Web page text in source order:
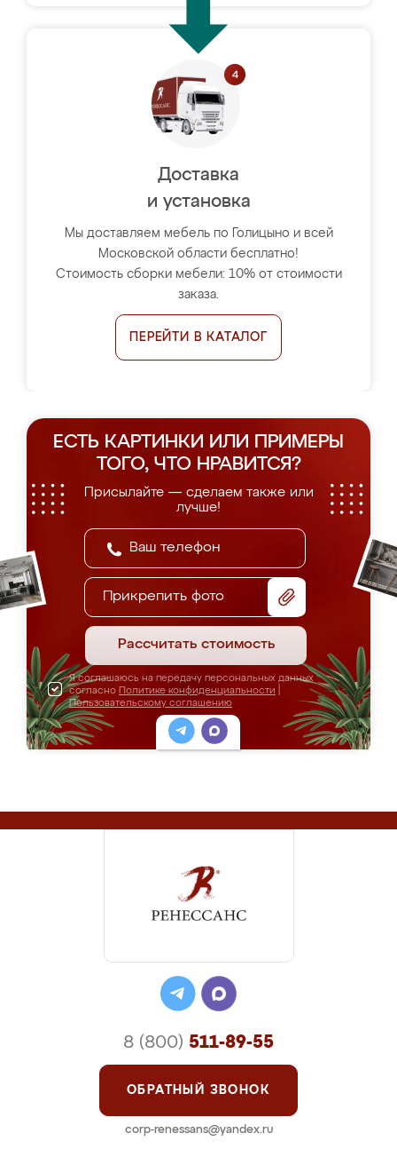
Доставка
и установка
Мы доставляем мебель по Голицыно и всей
Московской области бесплатно!
Стоимость сборки мебели: 10% от стоимости
заказа.
ПЕРЕЙТИ В КАТАЛОГ
ЕСТЬ КАРТИНКИ ИЛИ ПРИМЕРЫ
ТОГО, ЧТО НРАВИТСЯ?
Присылайте — сделаем также или
лучше!
Прикрепить фото
Рассчитать стоимость
Я соглашаюсь на передачу персональных данных
согласно Политике конфиденциальности
Пользовательскому соглашению
8 (800) 511-89-55
ОБРАТНЫЙ ЗВОНОК
corp-renessans@yandex.ru